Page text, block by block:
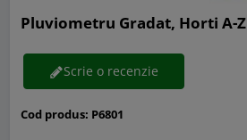
Pluviometru Gradat, Horti A-Z
Scrie o recenzie
Cod produs: P6801